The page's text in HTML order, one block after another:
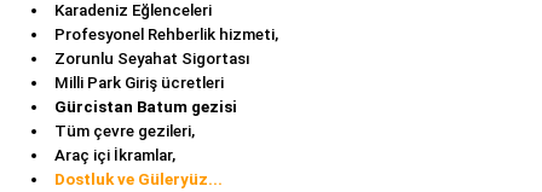
Karadeniz Eğlenceleri
Profesyonel Rehberlik hizmeti,
Zorunlu Seyahat Sigortası
Milli Park Giriş ücretleri
Gürcistan Batum gezisi
Tüm çevre gezileri,
Araç içi İkramlar,
Dostluk ve Güleryüz...